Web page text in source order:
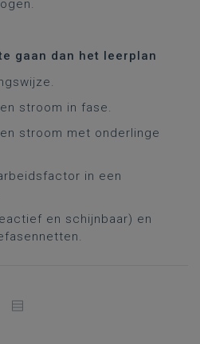
gaan dan het leerplan
stroom in fase.
stroom met onderlinge
in een
en schijnbaar) en